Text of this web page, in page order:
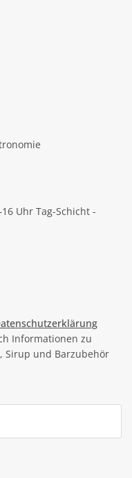
Uhr Tag-Schicht -
Informationen zu
Sirup und Barzubehör